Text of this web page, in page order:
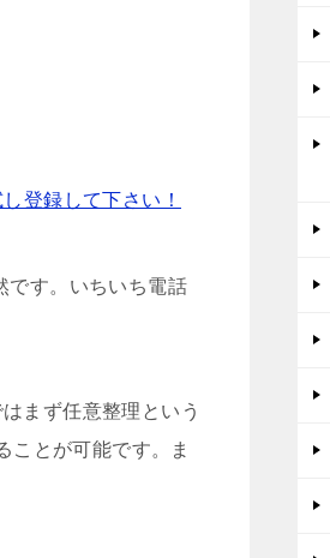
登録して下さい！
です。いちいち電話
まず任意整理という
ことが可能です。ま